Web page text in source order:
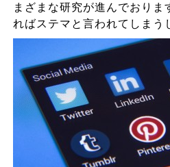
まざまな研究が進んでおりま
ればステマと言われてしまう